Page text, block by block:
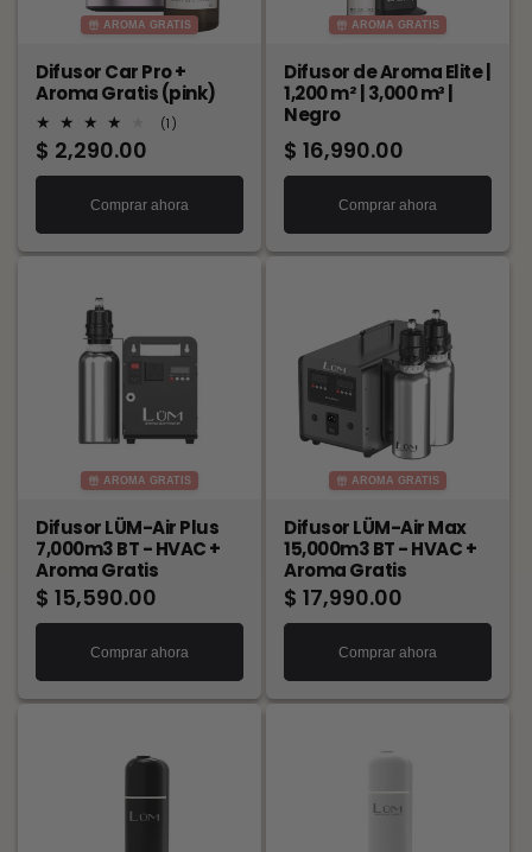
AROMA GRATIS
Difusor Car Pro +
Aroma Gratis (pink)
(1)
Precio
habitual
$ 2,290.00
Comprar ahora
AROMA GRATIS
Difusor de Aroma Elite |
1,200 m² | 3,000 m³ |
Negro
Precio
habitual
$ 16,990.00
Comprar ahora
AROMA GRATIS
Difusor LÜM-Air Plus
7,000m3 BT - HVAC +
Aroma Gratis
Precio
habitual
$ 15,590.00
Comprar ahora
AROMA GRATIS
Difusor LÜM-Air Max
15,000m3 BT - HVAC +
Aroma Gratis
Precio
habitual
$ 17,990.00
Comprar ahora